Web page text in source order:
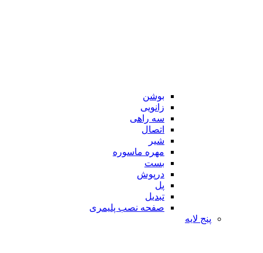
بوشن
زانویی
سه راهی
اتصال
شیر
مهره ماسوره
بست
درپوش
پل
تبدیل
صفحه نصب پلیمری
پنج لایه